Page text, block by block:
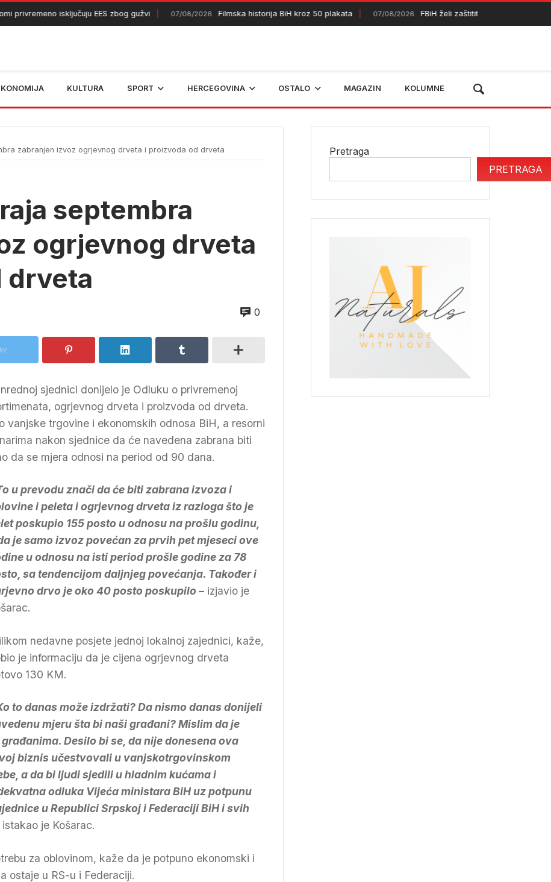
isključuju EES zbog gužvi 07/08/2026 Filmska historija BiH kroz 50 plakata 07/08/2026 FBiH želi zaštititi dodatnih 50.000
KULTURA SPORT HERCEGOVINA OSTALO MAGAZIN KOLUMNE
zabranjen izvoz ogrjevnog drveta i proizvoda od drveta
septembra
ogrjevnog drveta
drveta
0
sjednici donijelo je Odluku o privremenoj
ogrjevnog drveta i proizvoda od drveta.
vanjske trgovine i ekonomskih odnosa BiH, a resorni
nakon sjednice da će navedena zabrana biti
da se mjera odnosi na period od 90 dana.
u prevodu znači da će biti zabrana izvoza i
i peleta i ogrjevnog drveta iz razloga što je
poskupio 155 posto u odnosu na prošlu godinu,
je samo izvoz povećan za prvih pet mjeseci ove
u odnosu na isti period prošle godine za 78
sa tendencijom daljnjeg povećanja. Također i
drvo je oko 40 posto poskupilo – izjavio je
nedavne posjete jednoj lokalnoj zajednici, kaže,
je informaciju da je cijena ogrjevnog drveta
130 KM.
to danas može izdržati? Da nismo danas donijeli
mjeru šta bi naši građani? Mislim da je
Desilo bi se, da nije donesena ova
biznis učestvovali u vanjskotrgovinskom
a da bi ljudi sjedili u hladnim kućama i
odluka Vijeća ministara BiH uz potpunu
u Republici Srpskoj i Federaciji BiH i svih
istakao je Košarac.
za oblovinom, kaže da je potpuno ekonomski i
ostaje u RS-u i Federaciji.
Pretraga
PRETRAGA